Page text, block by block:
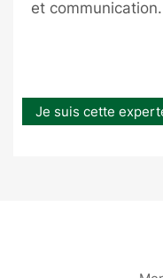
et communication.
Je suis cette